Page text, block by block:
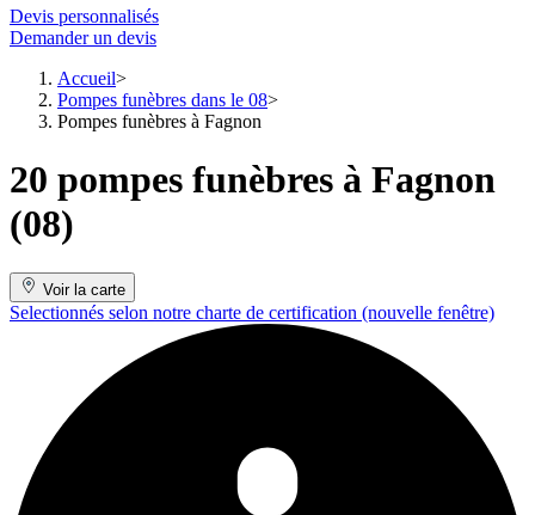
Devis personnalisés
Demander un devis
Accueil
Pompes funèbres dans le 08
Pompes funèbres à Fagnon
20 pompes funèbres à Fagnon
(08)
Voir la carte
Selectionnés selon notre charte de certification (nouvelle fenêtre)